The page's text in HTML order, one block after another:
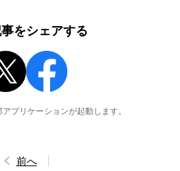
をシェアする
プリケーションが起動します。
前へ